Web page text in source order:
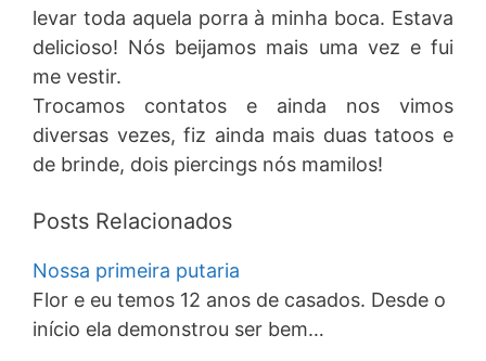
levar toda aquela porra à minha boca. Estava
delicioso! Nós beijamos mais uma vez e fui
me vestir.
Trocamos contatos e ainda nos vimos
diversas vezes, fiz ainda mais duas tatoos e
de brinde, dois piercings nós mamilos!
Posts Relacionados
Nossa primeira putaria
Flor e eu temos 12 anos de casados. Desde o
início ela demonstrou ser bem…